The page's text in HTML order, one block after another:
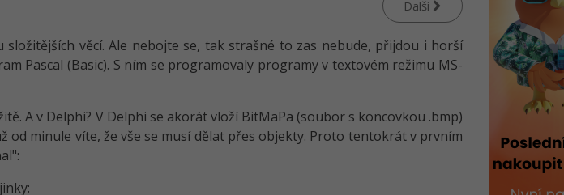
Další
věcí. Ale nebojte se, tak strašné to zas nebude, přijdou i horší
Pascal (Basic). S ním se programovaly programy v textovém režimu MS-
A v Delphi? V Delphi se akorát vloží BitMaPa (soubor s koncovkou .bmp)
od minule víte, že vše se musí dělat přes objekty. Proto tentokrát v prvním